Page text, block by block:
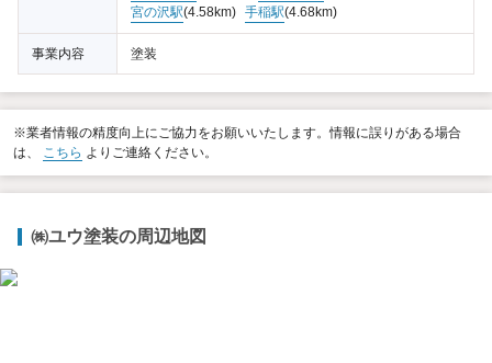
宮の沢駅(4.58km) 手稲駅(4.68km)
事業内容 塗装
※業者情報の精度向上にご協力をお願いいたします。情報に誤りがある場合
は、 こちら よりご連絡ください。
㈱ユウ塗装の周辺地図